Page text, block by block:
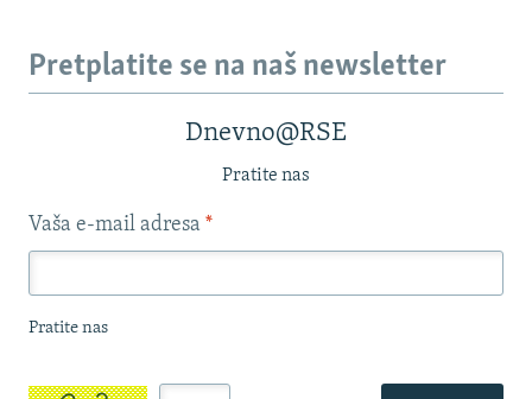
Pretplatite se na naš newsletter
Dnevno@RSE
Pratite nas
Vaša e-mail adresa *
Pratite nas